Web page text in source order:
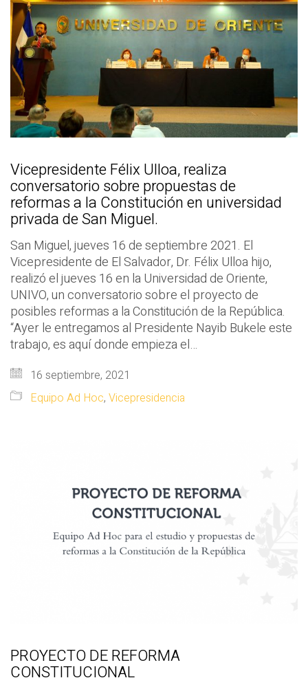
Vicepresidente Félix Ulloa, realiza
conversatorio sobre propuestas de
reformas a la Constitución en universidad
privada de San Miguel.
San Miguel, jueves 16 de septiembre 2021. El
Vicepresidente de El Salvador, Dr. Félix Ulloa hijo,
realizó el jueves 16 en la Universidad de Oriente,
UNIVO, un conversatorio sobre el proyecto de
posibles reformas a la Constitución de la República.
“Ayer le entregamos al Presidente Nayib Bukele este
trabajo, es aquí donde empieza el…
16 septiembre, 2021
Equipo Ad Hoc, Vicepresidencia
PROYECTO DE REFORMA
CONSTITUCIONAL